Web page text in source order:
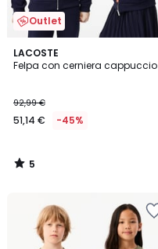
Outlet
LACOSTE
Felpa con cerniera cappuccio
92,99 €
51,14 € -45%
5
/
5
/